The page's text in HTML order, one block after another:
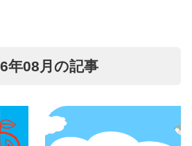
年08月の記事